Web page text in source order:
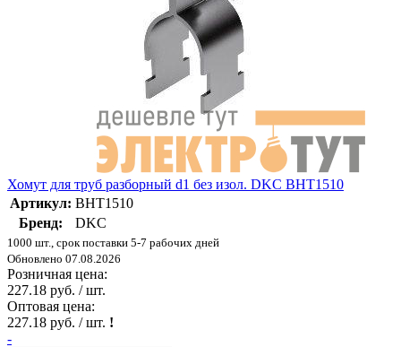
Хомут для труб разборный d1 без изол. DKC BHT1510
Артикул: BHT1510
Бренд:
DKC
1000 шт., срок поставки 5-7 рабочих дней
Обновлено 07.08.2026
Розничная цена:
227.18 руб. / шт.
Оптовая цена:
227.18 руб. / шт. !
-